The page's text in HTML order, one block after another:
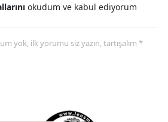
okudum ve kabul ediyorum
yok, ilk yorumu siz yazın, tartışalım *